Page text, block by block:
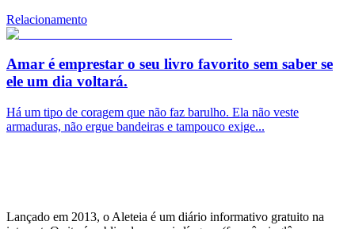
Relacionamento
Amar é emprestar o seu livro favorito sem saber se
ele um dia voltará.
Há um tipo de coragem que não faz barulho. Ela não veste
armaduras, não ergue bandeiras e tampouco exige...
Lançado em 2013, o Aleteia é um diário informativo gratuito na